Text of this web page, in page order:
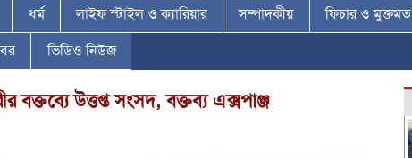
ধর্ম লাইফ স্টাইল ও ক্যারিয়ার সম্পাদকীয় ফিচার ও মুক্তমত
ভিডিও নিউজ
বক্তব্যে উত্তপ্ত সংসদ, বক্তব্য এক্সপাঞ্জ